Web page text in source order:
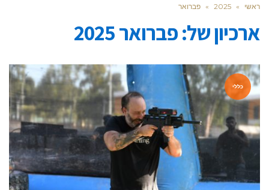
ראשי »
2025
» פברואר
ארכיון של:פברואר 2025
כללי